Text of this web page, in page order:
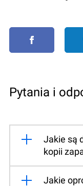
Pytania i
Jakie są
kopii
Jakie